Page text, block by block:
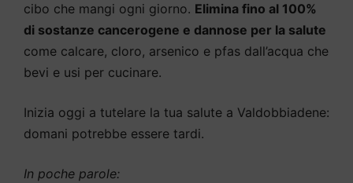
cibo che mangi ogni giorno. Elimina fino al 100%
di sostanze cancerogene e dannose per la salute
come calcare, cloro, arsenico e pfas dall’acqua che
bevi e usi per cucinare.
Inizia oggi a tutelare la tua salute a Valdobbiadene:
domani potrebbe essere tardi.
In poche parole: